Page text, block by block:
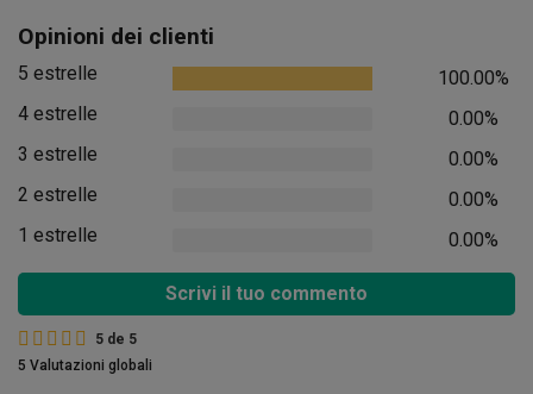
Opinioni dei clienti
5 estrelle
100.00%
4 estrelle
0.00%
3 estrelle
0.00%
2 estrelle
0.00%
1 estrelle
0.00%
Scrivi il tuo commento
5 de 5
5 Valutazioni globali